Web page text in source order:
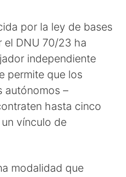
por la ley de bases
el DNU 70/23 ha
independiente
permite que los
autónomos –
hasta cinco
vínculo de
modalidad que